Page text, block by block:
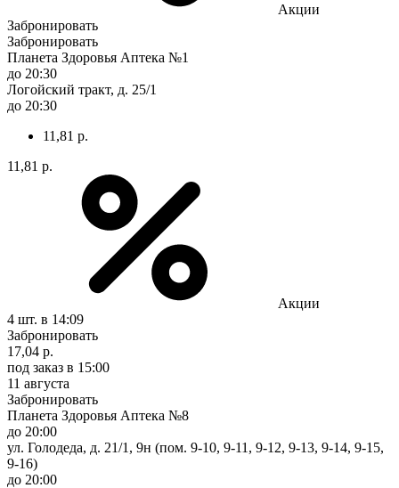
Акции
Забронировать
Забронировать
Планета Здоровья Аптека №1
до 20:30
Логойский тракт, д. 25/1
до 20:30
11,81 р.
11,81 р.
Акции
4 шт. в 14:09
Забронировать
17,04 р.
под заказ в 15:00
11 августа
Забронировать
Планета Здоровья Аптека №8
до 20:00
ул. Голодеда, д. 21/1, 9н (пом. 9-10, 9-11, 9-12, 9-13, 9-14, 9-15,
9-16)
до 20:00